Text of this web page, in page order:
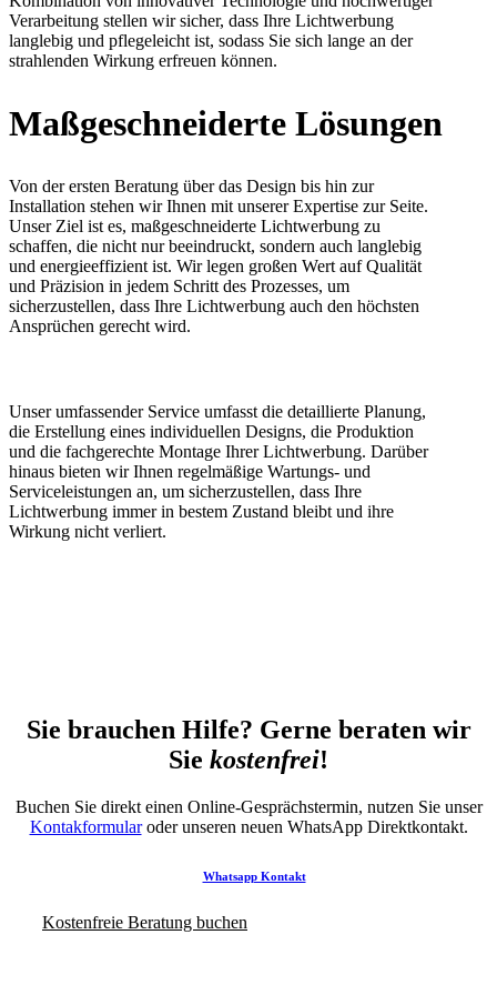
Verarbeitung stellen wir sicher, dass Ihre Lichtwerbung
langlebig und pflegeleicht ist, sodass Sie sich lange an der
strahlenden Wirkung erfreuen können.
Maßgeschneiderte Lösungen
Von der ersten Beratung über das Design bis hin zur
Installation stehen wir Ihnen mit unserer Expertise zur Seite.
Unser Ziel ist es, maßgeschneiderte Lichtwerbung zu
schaffen, die nicht nur beeindruckt, sondern auch langlebig
und energieeffizient ist. Wir legen großen Wert auf Qualität
und Präzision in jedem Schritt des Prozesses, um
sicherzustellen, dass Ihre Lichtwerbung auch den höchsten
Ansprüchen gerecht wird.
Unser umfassender Service umfasst die detaillierte Planung,
die Erstellung eines individuellen Designs, die Produktion
und die fachgerechte Montage Ihrer Lichtwerbung. Darüber
hinaus bieten wir Ihnen regelmäßige Wartungs- und
Serviceleistungen an, um sicherzustellen, dass Ihre
Lichtwerbung immer in bestem Zustand bleibt und ihre
Wirkung nicht verliert.
Sie brauchen Hilfe? Gerne beraten wir
Sie kostenfrei!
Buchen Sie direkt einen Online-Gesprächstermin, nutzen Sie unser
Kontakformularoder unseren neuen WhatsApp Direktkontakt.
Whatsapp Kontakt
Kostenfreie Beratung buchen